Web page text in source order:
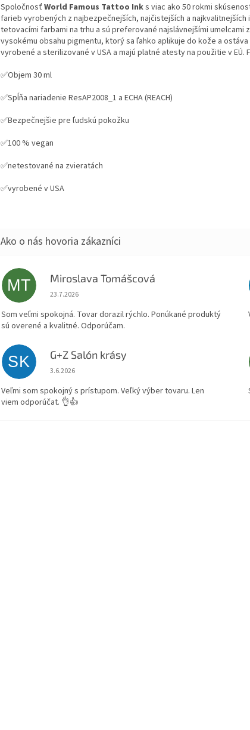
Spoločnosť World Famous Tattoo Inks viac ako 50 rokmi
farieb vyrobených z najbezpečnejších, najčistejších a
tetovacími farbami na trhu a sú preferované najslávnejšími
vysokému obsahu pigmentu, ktorý sa ľahko aplikuje do kože a
vyrobené a sterilizované v USA a majú platné atesty na použitie v
✅Objem 30 ml
✅Spĺňa nariadenie ResAP2008_1 a ECHA (REACH)
✅Bezpečnejšie pre ľudskú pokožku
✅100 % vegan
✅netestované na zvieratách
✅vyrobené v USA
MT Miroslava Tomášcová
Hodnotenie obchodu je 5 z 5 hviezdičiek.
23.7.2026
Som veľmi spokojná. Tovar dorazil rýchlo. Ponúkané produktý
sú overené a kvalitné. Odporúčam.
SK G+Z Salón krásy
Hodnotenie obchodu je 5 z 5 hviezdičiek.
3.6.2026
Veľmi som spokojný s prístupom. Veľký výber tovaru. Len
viem odporúčat. 👌👍